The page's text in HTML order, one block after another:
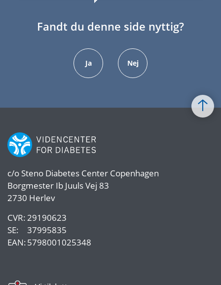
Fandt du denne side nyttig?
Ja Nej
c/o Steno Diabetes Center Copenhagen
Borgmester Ib Juuls Vej 83
2730 Herlev
CVR:29190623
SE:
37995835
EAN:5798001025348